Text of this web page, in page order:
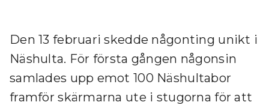
Den 13 februari skedde någonting unikt i
Näshulta. För första gången någonsin
samlades upp emot 100 Näshultabor
framför skärmarna ute i stugorna för att